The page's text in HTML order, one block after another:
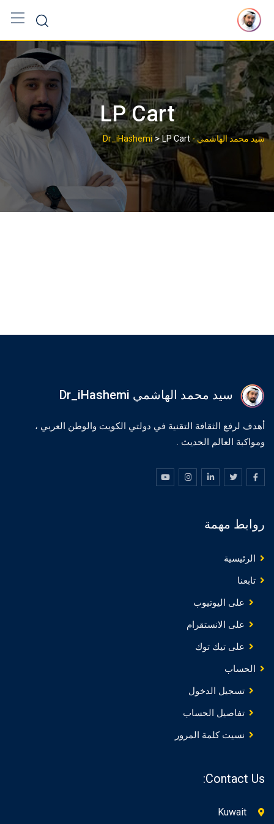
content
LP Cart
سيد محمد الهاشمي - Dr_iHashemi > LP Cart
سيد محمد الهاشمي Dr_iHashemi
أهدف لرفع الثقافة التقنية في دولتي الكويت والوطن العربي ،
ومواكبة العالم الحديث .
روابط مهمة
الرئيسية
تابعنا
على اليوتيوب
على الانستقرام
على تيك توك
الحساب
تسجيل الدخول
تفاصيل الحساب
نسيت كلمة المرور
Contact Us:
Kuwait